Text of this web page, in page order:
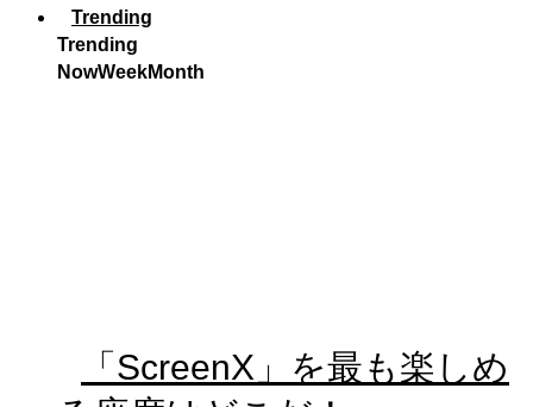
Trending
Trending
NowWeekMonth
「ScreenX」を最も楽しめ